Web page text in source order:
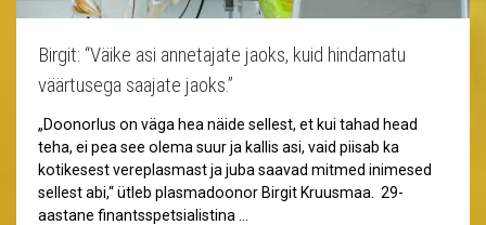
Birgit: “Väike asi annetajate jaoks, kuid hindamatu
väärtusega saajate jaoks.”
„Doonorlus on väga hea näide sellest, et kui tahad head
teha, ei pea see olema suur ja kallis asi, vaid piisab ka
kotikesest vereplasmast ja juba saavad mitmed inimesed
sellest abi,“ ütleb plasmadoonor Birgit Kruusmaa. 29-
aastane finantsspetsialistina …